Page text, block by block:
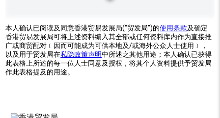
本人确认已阅读及同意香港贸易发展局(“贸发局”)的使用条款及确定
香港贸易发展局可将上述资料编入其全部或任何资料库内作为直接推
广或商贸配对﹝因而可能成为可供本地及/或海外公众人士使用﹞，
以及用于贸发局在私隐政策声明中所述之其他用途；本人确认已获得
此表格上所述的每一位人士同意及授权，将其个人资料提供予贸发局
作此表格提及的用途。